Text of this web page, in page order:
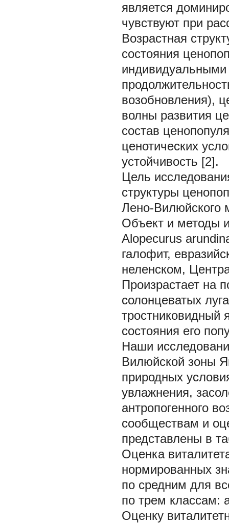
является
чувствуют при
Возрастная
состояния
индивидуальными
возобновления),
волны развития
состав
ценотических
устойчивость [2].
Цель
структуры
Лено-Вилюйского
Объект и методы
Alopecurus
галофит,
неленском,
Произрастает на
солонцеватых
тростниковидный
состояния его
Наши
Вилюйской зоны
природных
увлажнения,
антропогенного
сообществам и
представлены в
Оценка
нормированных
по средним для
по трем классам:
Оценку